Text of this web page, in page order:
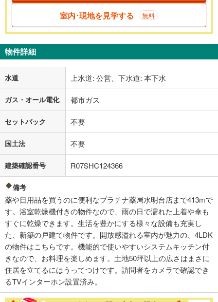
室内･現地を見学する 無料
物件詳細
水道 上水道: 公営、下水道: 本下水
ガス・オール電化 都市ガス
セットバック 不要
国土法 不要
建築確認番号 R07SHC124366
備考
薬や日用品を買うのに便利なプラチナ薬局水明台店まで413mで
す。浴室乾燥機付きの物件なので、雨の日で濡れた上着や傘も
すぐに乾燥できます。生活を豊かにする様々な設備も充実し
た、新築の戸建て物件です。開放感溢れる室内が魅力の、4LDK
の物件はこちらです。機能的で使いやすいシステムキッチン付
きなので、お料理を楽しめます。土地50坪以上の広さはまさに
住居を立てるにはうってつけです。訪問者をカメラで確認でき
るTVインターホン設置済み。